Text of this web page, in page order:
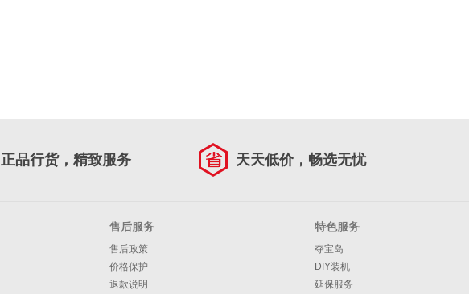
正品行货，精致服务 天天低价，畅选无忧
售后服务
售后政策
价格保护
退款说明
特色服务
夺宝岛
DIY装机
延保服务